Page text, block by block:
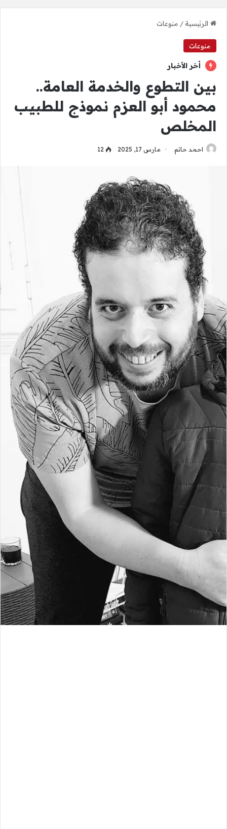
الرئيسية/ منوعات
منوعات
أخر الأخبار
بين التطوع والخدمة العامة..
محمود أبو العزم نموذج للطبيب
المخلص
احمد حاتم مارس 17, 2025 12